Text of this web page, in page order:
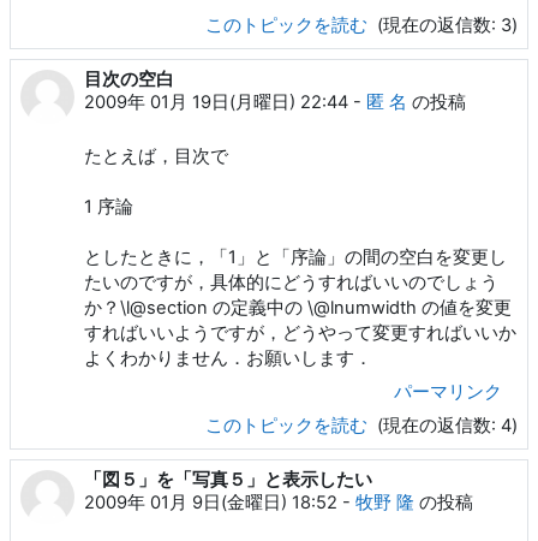
このトピックを読む (現在の返信数: 3)
目次の空白
2009年 01月 19日(月曜日) 22:44 - 匿 名 の投稿
たとえば，目次で
1 序論
としたときに，「1」と「序論」の間の空白を変更し
たいのですが，具体的にどうすればいいのでしょう
か？\l@section の定義中の \@lnumwidth の値を変更
すればいいようですが，どうやって変更すればいいか
よくわかりません．お願いします．
パーマリンク
このトピックを読む (現在の返信数: 4)
「図５」を「写真５」と表示したい
2009年 01月 9日(金曜日) 18:52 - 牧野 隆 の投稿